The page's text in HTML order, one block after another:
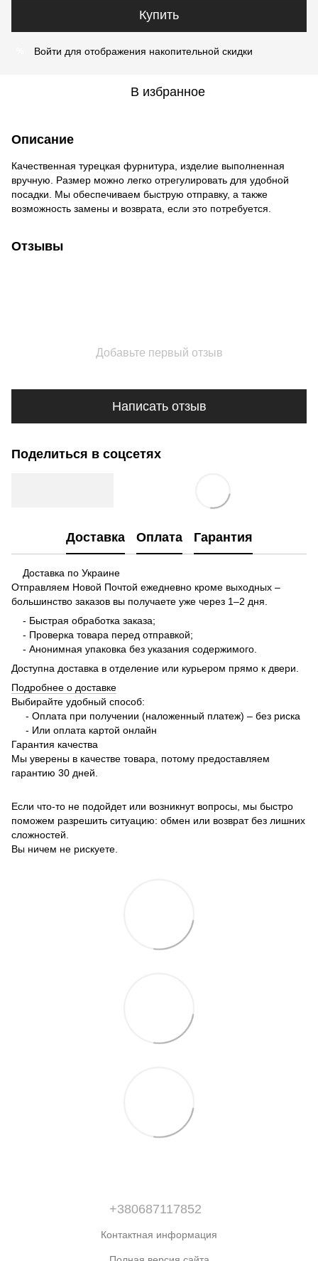
Купить
Войти для отображения накопительной скидки
В избранное
Описание
Качественная турецкая фурнитура, изделие выполненная
вручную. Размер можно легко отрегулировать для удобной
посадки. Мы обеспечиваем быструю отправку, а также
возможность замены и возврата, если это потребуется.
Отзывы
Добавьте первый отзыв
Написать отзыв
Поделиться в соцсетях
Доставка Оплата Гарантия
Доставка по Украине
Отправляем Новой Почтой ежедневно кроме выходных –
большинство заказов вы получаете уже через 1–2 дня.
- Быстрая обработка заказа;
- Проверка товара перед отправкой;
- Анонимная упаковка без указания содержимого.
Доступна доставка в отделение или курьером прямо к двери.
Подробнее о доставке
Выбирайте удобный способ:
- Оплата при получении (наложенный платеж) – без риска
- Или оплата картой онлайн
Гарантия качества
Мы уверены в качестве товара, потому предоставляем
гарантию 30 дней.
Если что-то не подойдет или возникнут вопросы, мы быстро
поможем разрешить ситуацию: обмен или возврат без лишних
сложностей.
Вы ничем не рискуете.
+380687117852
Контактная информация